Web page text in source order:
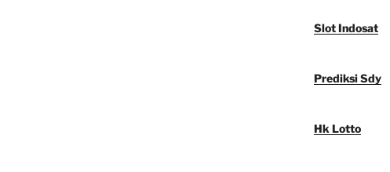
Slot Indosat
Prediksi Sdy
Hk Lotto